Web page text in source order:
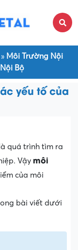
» Môi Trường Nội
Bộ
yếu tố của
quá trình tìm ra
Vậy môi
của môi
bài viết dưới